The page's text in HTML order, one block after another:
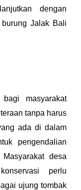
dengan
Jalak Bali
masyarakat
tanpa harus
ada di dalam
pengendalian
desa
perlu
ujung tombak